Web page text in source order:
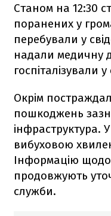
Станом на 12:30
поранених у
перебували у
надали медичну
госпіталізували
Окрім
пошкоджень
інфраструктура.
вибуховою
Інформацію
продовжують
служби.